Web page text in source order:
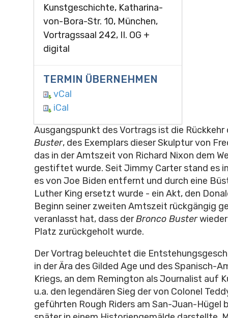
Kunstgeschichte, Katharina-
von-Bora-Str. 10, München,
Vortragssaal 242, II. OG +
digital
TERMIN ÜBERNEHMEN
vCal
iCal
Ausgangspunkt des Vortrags ist die Rückkehr
Buster, des Exemplars dieser Skulptur von
das in der Amtszeit von Richard Nixon dem
gestiftet wurde. Seit Jimmy Carter stand es
es von Joe Biden entfernt und durch eine
Luther King ersetzt wurde - ein Akt, den
Beginn seiner zweiten Amtszeit rückgängig
veranlasst hat, dass derBronco Busterwieder
Platz zurückgeholt wurde.
Der Vortrag beleuchtet die
in der Ära des Gilded Age und des Spanisch-
Kriegs, an dem Remington als Journalist auf
u.a. den legendären Sieg der von Colonel
geführten Rough Riders am San-Juan-Hügel